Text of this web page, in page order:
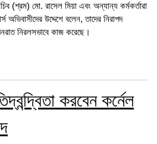
(শ্রম) মো. রাসেল মিয়া এবং অন্যান্য কর্মকর্তারা
অভিবাসীদের উদ্দেশে বলেন, তাদের নিরাপদ
নিরলসভাবে কাজ করেছে।
করবেন কর্নেল